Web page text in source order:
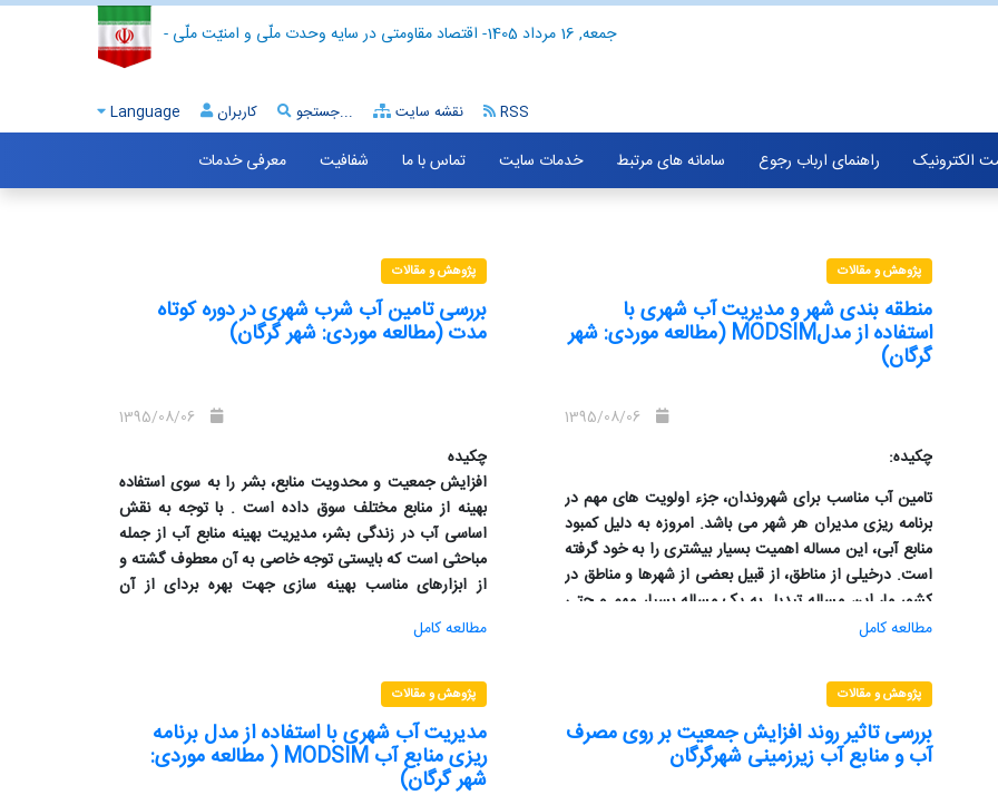
- اقتصاد مقاومتی در سایه وحدت ملّی و امنیّت ملّی - جمعه, 16 مرداد 1405
Language کاربران جستجو... نقشه سایت RSS
الکترونیک راهنمای ارباب رجوع سامانه های مرتبط خدمات سایت تماس با ما شفافیت
معرفی خدمات
پژوهش و مقالات
منطقه بندی شھر و مدیریت آب شھری با
استفاده از مدلMODSIM (مطالعه موردی: شھر
گرگان)
چکیده:
تامین آب مناسب برای شهروندان، جزء اولویت های مهم در
برنامه ریزی مدیران هر شهر می باشد. امروزه به دلیل کمبود
منابع آبی، این مساله اهمیت بسیار بیشتری را به خود گرفته
است. درخیلی از مناطق، از قبیل بعضی از شهرها و مناطق در
کشور ما، این مساله تبدیل به یک مساله بسیار مهم و حتی
بحرانی شده است. به طوری که در بعضی از شهرها و در
مدیران آن شهر شده است. افزایش اهمیت مدیریت آب
شهری، منجر به تلاش بیشتر در جهت یافتن راه حلهای علمی
برای این مساله شده است. به منظور تامین فشار مجاز در
شبکه و جلوگیری از نشت شبکه شهر را میتوان منطقه بندی
مطالعه کامل
پژوهش و مقالات
بررسی تامین آب شرب شهری در دوره کوتاه
مدت (مطالعه موردی: شهر گرگان)
چکیده
افزایش جمعیت و محدویت منابع، بشر را به سوی استفاده
بهینه از منابع مختلف سوق داده است . با توجه به نقش
اساسی آب در زندگی بشر، مدیریت بهینه منابع آب از جمله
مباحثی است که بایستی توجه خاصی به آن معطوف گشته و
از ابزارهای مناسب بهینه سازی جهت بهره بردای از آن
شود. نتایج حاکی از این است که در این فاصله زمانی
آسیب پذیری سیستم نیز تا l/s 150افزایش خواهد یافت.
بنابراین تامین آب شهر گرگان با
با مشکل مواجه خواهد شد. با توجه به این که قسمت اعظم
مطالعه کامل
پژوهش و مقالات
بررسی تاثیر روند افزایش جمعیت بر روی مصرف
آب و منابع آب زیرزمینی شهرگرگان
پژوهش و مقالات
مدیریت آب شهری با استفاده از مدل برنامه
ریزی منابع آب MODSIM ( مطالعه موردی:
شهر گرگان)